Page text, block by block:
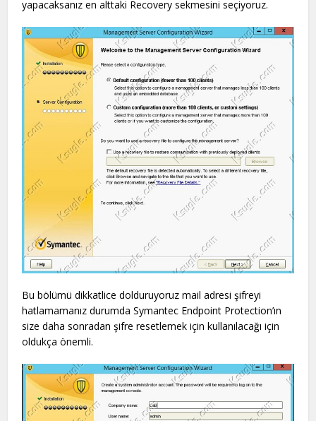
yapacaksanız en alttaki Recovery sekmesini seçiyoruz.
Bu bölümü dikkatlice dolduruyoruz mail adresi şifreyi
hatlamamanız durumda Symantec Endpoint Protection’ın
size daha sonradan şifre resetlemek için kullanılacağı için
oldukça önemli.